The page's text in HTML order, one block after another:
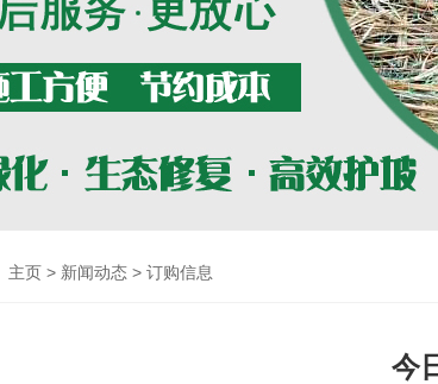
主页 > 新闻动态 > 订购信息
今